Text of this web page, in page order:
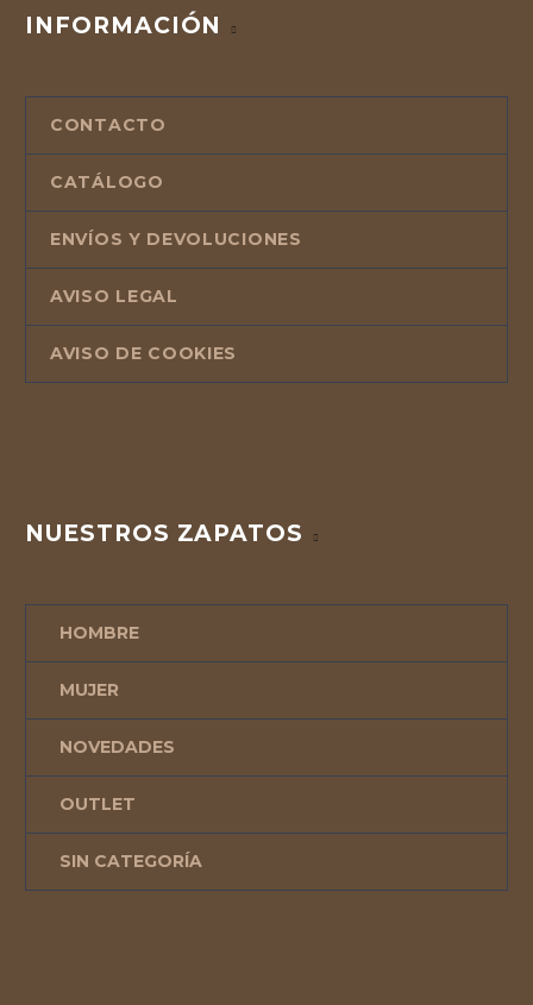
INFORMACIÓN
CONTACTO
CATÁLOGO
ENVÍOS Y DEVOLUCIONES
AVISO LEGAL
AVISO DE COOKIES
NUESTROS ZAPATOS
HOMBRE
MUJER
NOVEDADES
OUTLET
SIN CATEGORÍA